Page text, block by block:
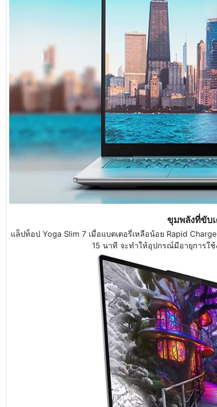
ขุมพลังที่ขับ
แล็ปท็อป Yoga Slim 7 เมื่อแบตเตอรี่เหลือน้อย Rapid
15 นาที จะทำให้อุปกรณ์มีอายุการใช้